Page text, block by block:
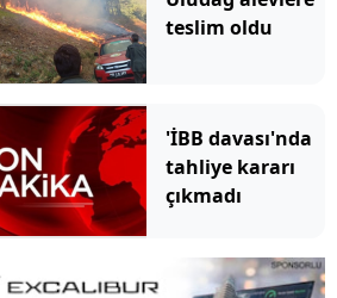
teslim oldu
'İBB davası'nda
tahliye kararı
çıkmadı